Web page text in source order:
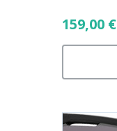
159,00 €